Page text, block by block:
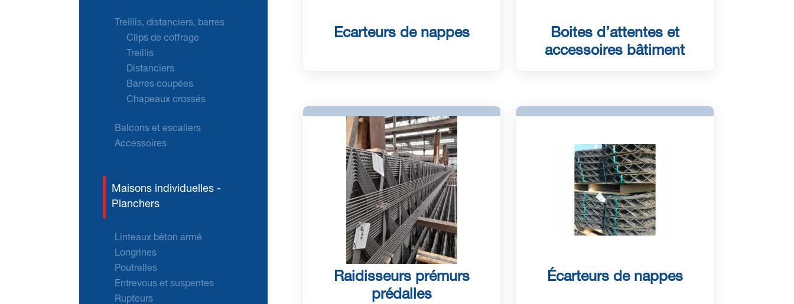
Treillis, distanciers, barres
Clips de coffrage
Treillis
Distanciers
Barres coupées
Chapeaux crossés
Balcons et escaliers
Accessoires
Maisons individuelles -
Planchers
Linteaux béton armé
Longrines
Poutrelles
Entrevous et suspentes
Rupteurs
Ecarteurs de nappes
Boites d’attentes et
accessoires bâtiment
Raidisseurs prémurs
prédalles
Écarteurs de nappes